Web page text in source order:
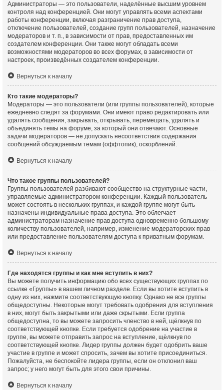
Администраторы — это пользователи, наделённые высшим уровнем
контроля над конференцией. Они могут управлять всеми аспектами
работы конференции, включая разграничение прав доступа,
отключение пользователей, создание групп пользователей, назначение
модераторов и т. п., в зависимости от прав, предоставленных им
создателем конференции. Они также могут обладать всеми
возможностями модераторов во всех форумах, в зависимости от
настроек, произведённых создателем конференции.
Вернуться к началу
Кто такие модераторы?
Модераторы — это пользователи (или группы пользователей), которые
ежедневно следят за форумами. Они имеют право редактировать или
удалять сообщения, закрывать, открывать, перемещать, удалять и
объединять темы на форуме, за который они отвечают. Основные
задачи модераторов — не допускать несоответствия содержания
сообщений обсуждаемым темам (оффтопик), оскорблений.
Вернуться к началу
Что такое группы пользователей?
Группы пользователей разбивают сообщество на структурные части,
управляемые администратором конференции. Каждый пользователь
может состоять в нескольких группах, и каждой группе могут быть
назначены индивидуальные права доступа. Это облегчает
администраторам назначение прав доступа одновременно большому
количеству пользователей, например, изменение модераторских прав
или предоставление пользователям доступа к приватным форумам.
Вернуться к началу
Где находятся группы и как мне вступить в них?
Вы можете получить информацию обо всех существующих группах по
ссылке «Группы» в вашем личном разделе. Если вы хотите вступить в
одну из них, нажмите соответствующую кнопку. Однако не все группы
общедоступны. Некоторые могут требовать одобрения для вступления
в них, могут быть закрытыми или даже скрытыми. Если группа
общедоступна, то вы можете запросить членство в ней, щёлкнув по
соответствующей кнопке. Если требуется одобрение на участие в
группе, вы можете отправить запрос на вступление, щёлкнув по
соответствующей кнопке. Лидер группы должен будет одобрить ваше
участие в группе и может спросить, зачем вы хотите присоединиться.
Пожалуйста, не беспокойте лидера группы, если он отклонил ваш
запрос; у него могут быть для этого свои причины.
Вернуться к началу